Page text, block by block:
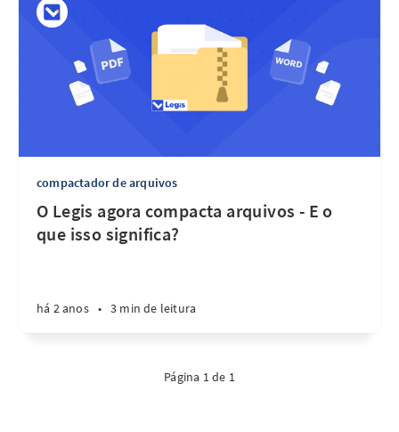
compactador de arquivos
O Legis agora compacta arquivos - E o
que isso significa?
há 2 anos • 3 min de leitura
Página 1 de 1